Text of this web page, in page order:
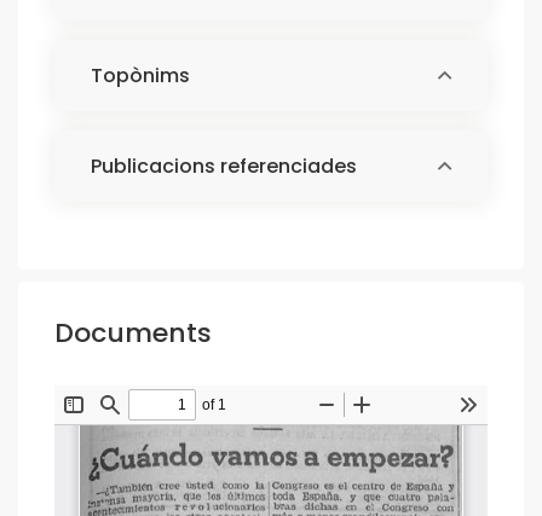
Topònims
Publicacions referenciades
Documents